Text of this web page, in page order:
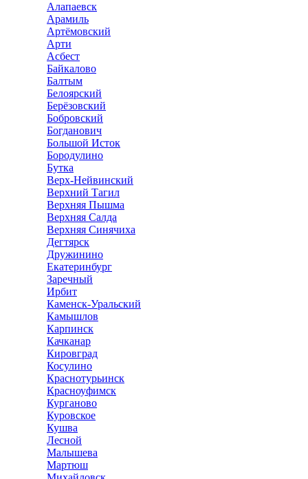
Алапаевск
Арамиль
Артёмовский
Арти
Асбест
Байкалово
Балтым
Белоярский
Берёзовский
Бобровский
Богданович
Большой Исток
Бородулино
Бутка
Верх-Нейвинский
Верхний Тагил
Верхняя Пышма
Верхняя Салда
Верхняя Синячиха
Дегтярск
Дружинино
Екатеринбург
Заречный
Ирбит
Каменск-Уральский
Камышлов
Карпинск
Качканар
Кировград
Косулино
Краснотурьинск
Красноуфимск
Курганово
Куровское
Кушва
Лесной
Малышева
Мартюш